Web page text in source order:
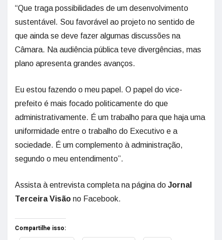
“Que traga possibilidades de um desenvolvimento
sustentável. Sou favorável ao projeto no sentido de
que ainda se deve fazer algumas discussões na
Câmara. Na audiência pública teve divergências, mas
plano apresenta grandes avanços.
Eu estou fazendo o meu papel. O papel do vice-
prefeito é mais focado politicamente do que
administrativamente. É um trabalho para que haja uma
uniformidade entre o trabalho do Executivo e a
sociedade. É um complemento à administração,
segundo o meu entendimento”.
Assista à entrevista completa na página do Jornal
Terceira Visão no Facebook.
Compartilhe isso: